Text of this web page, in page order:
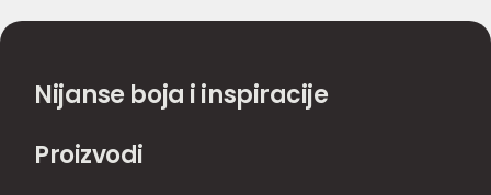
Nijanse boja i inspiracije
Proizvodi